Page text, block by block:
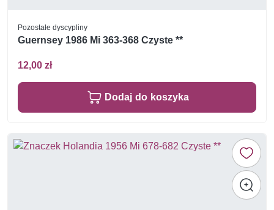
Pozostałe dyscypliny
Guernsey 1986 Mi 363-368 Czyste **
12,00 zł
Dodaj do koszyka